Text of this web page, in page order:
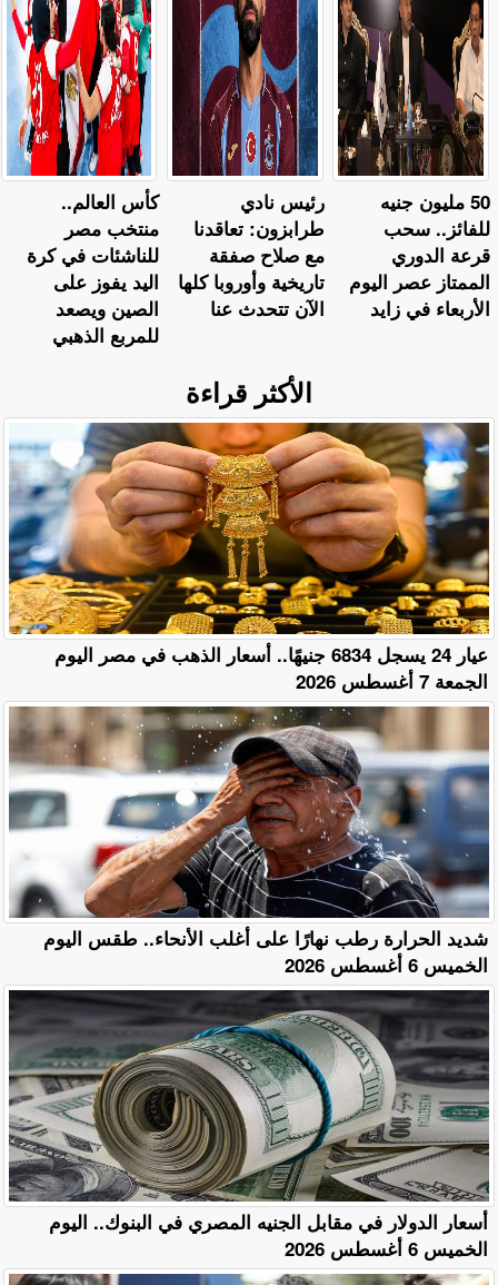
كأس العالم..
منتخب مصر
للناشئات في كرة
اليد يفوز على
الصين ويصعد
للمربع الذهبي
رئيس نادي
طرابزون: تعاقدنا
مع صلاح صفقة
تاريخية وأوروبا كلها
الآن تتحدث عنا
50 مليون جنيه
للفائز.. سحب
قرعة الدوري
الممتاز عصر اليوم
الأربعاء في زايد
الأكثر قراءة
عيار 24 يسجل 6834 جنيهًا.. أسعار الذهب في مصر اليوم
الجمعة 7 أغسطس 2026
​شديد الحرارة رطب نهارًا على أغلب الأنحاء.. طقس اليوم
الخميس 6 أغسطس 2026
أسعار الدولار في مقابل الجنيه المصري في البنوك.. اليوم
الخميس 6 أغسطس 2026